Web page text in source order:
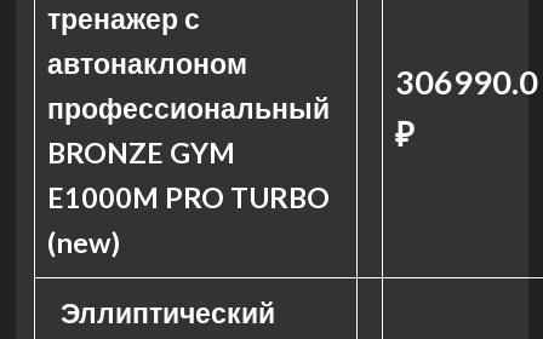
тренажер с
автонаклоном
профессиональный
BRONZE GYM
E1000M PRO TURBO
(new)
306990.0
₽
Эллиптический